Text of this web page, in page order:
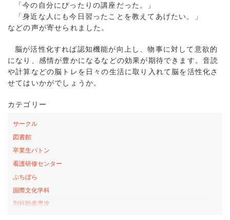
カテゴリー
サークル
図書館
卒業生バトン
看護研修センター
ぷちぼら
国際文化学科
別科助産専攻
「今の自分にぴったりの講座だった。」
「身近な人にも今日習ったことを教えてあげたい。」
などの声が寄せられました。
脳が活性化すれば認知機能が向上し、物事に対して意欲的
になり、感情が豊かになるなどの効果が期待できます。音読
や計算などの脳トレを日々の生活に取り入れて脳を活性化さ
せてはいかがでしょうか。